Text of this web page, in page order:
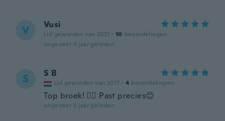
V Vusi
Lid geworden van 2021 · 10 beoordelingen
ongeveer 4 jaar geleden
S S B
Lid geworden van 2017 · 4 beoordelingen
Top broek! 👍🏾 Past precies😊
ongeveer 5 jaar geleden